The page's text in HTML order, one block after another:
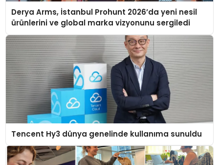
Derya Arms, İstanbul Prohunt 2026’da yeni nesil
ürünlerini ve global marka vizyonunu sergiledi
Tencent Hy3 dünya genelinde kullanıma sunuldu